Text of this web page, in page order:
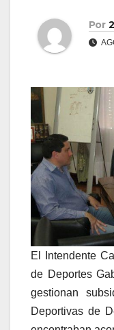
Por
El Intendente
de Deportes
gestionan
Deportivas de